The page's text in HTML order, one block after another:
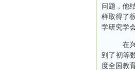
问题，他
样取得了
学研究学
在兴
到了初等
度全国教